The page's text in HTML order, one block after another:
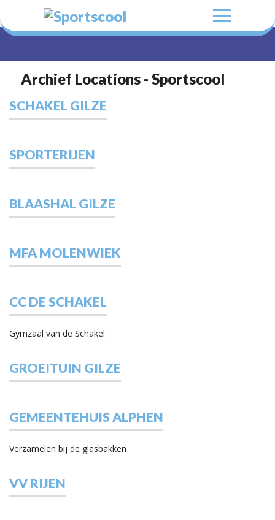
Archief Locations - Sportscool
SCHAKEL GILZE
SPORTERIJEN
BLAASHAL GILZE
MFA MOLENWIEK
CC DE SCHAKEL
Gymzaal van de Schakel.
GROEITUIN GILZE
GEMEENTEHUIS ALPHEN
Verzamelen bij de glasbakken
VV RIJEN